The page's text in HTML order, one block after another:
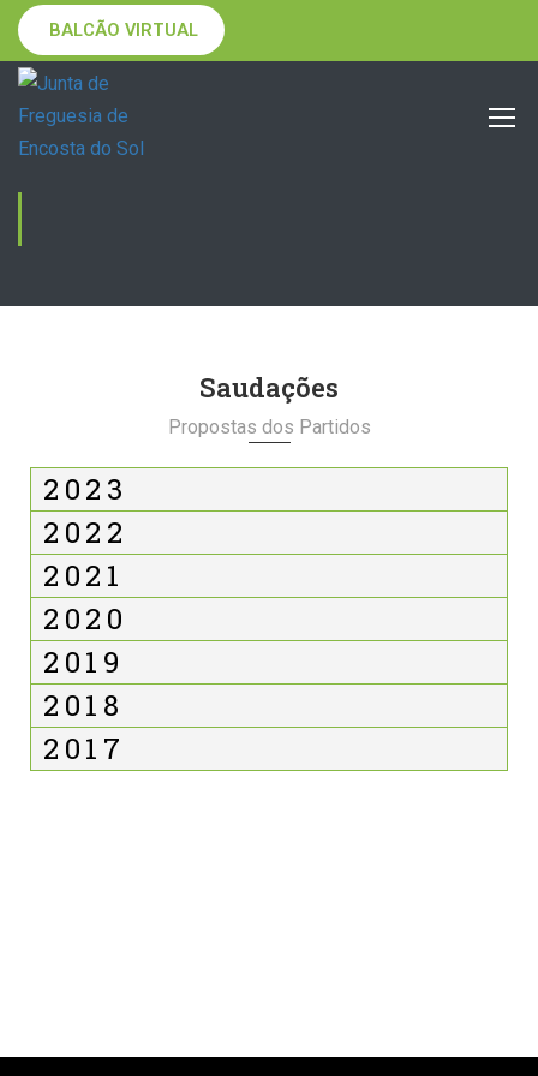
BALCÃO VIRTUAL
Saudações
Propostas dos Partidos
2023
2022
2021
2020
2019
2018
2017